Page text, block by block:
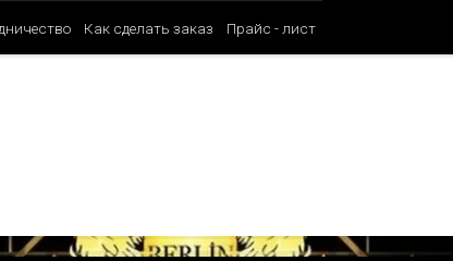
Как сделать заказ Прайс - лист